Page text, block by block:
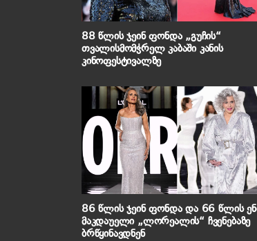
88 წლის ჯეინ ფონდა „გუჩის“
თვალისმომჭრელ კაბაში კანის
კინოფესტივალზე
86 წლის ჯეინ ფონდა და 66 წლის
მაკდაუელი „ლორეალის“ ჩვენებაზე
ბრწყინავდნენ